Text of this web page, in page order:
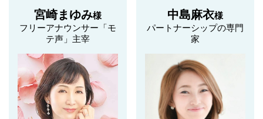
宮崎まゆみ様
フリーアナウンサー「モ
テ声」主宰
中島麻衣様
パートナーシップの専門
家